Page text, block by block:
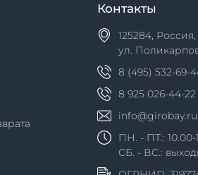
Контакты
125284,
ул.
8 (495) 532-69-
8 925 026-44-22
info@girobay.ru
ПН. - ПТ.: 10.00-
СБ. - ВС.: